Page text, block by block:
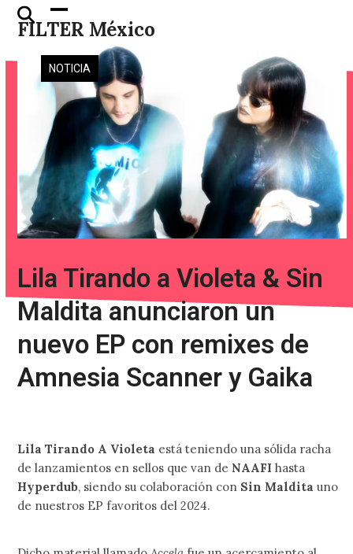
Skip
FILTER México
Open
mobile
menu
Close
mobile
menu
NOTICIA
Lila Tirando a Violeta & Sin
Maldita anunciaron un
nuevo EP con remixes de
Amnesia Scanner y Gaika
Lila Tirando A Violeta está teniendo una sólida racha
de lanzamientos en sellos que van de NAAFIhasta
Hyperdub, siendo su colaboración con Sin Malditauno
de nuestros EP favoritos del 2024.